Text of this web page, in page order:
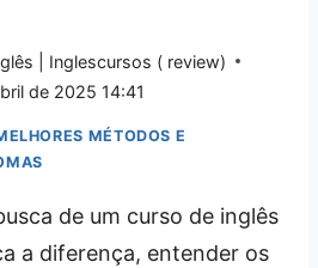
| Inglescursos ( review)
de 2025 14:41
MÉTODOS E
de um curso de inglês
a diferença, entender os